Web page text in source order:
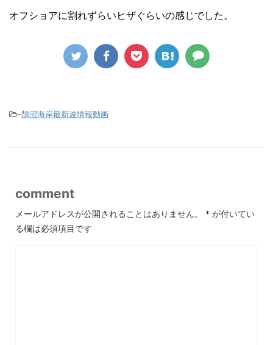
オフショアに割れずらいヒザぐらいの感じでした。
-鵠沼海岸最新波情報動画
comment
メールアドレスが公開されることはありません。 * が付いてい
る欄は必須項目です